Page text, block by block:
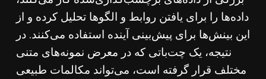
داده‌ها را برای یافتن روابط و الگوها تحلیل کرده و از
این بینش‌ها برای پیش‌بینی آینده استفاده می‌کنند. در
نتیجه، یک چت‌باتی که در معرض نمونه‌های متنی
مختلف قرار گرفته است، می‌تواند مکالمات طبیعی